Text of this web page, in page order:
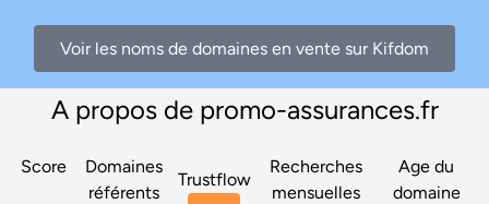
Voir les noms de domaines en vente sur Kifdom
A propos de promo-assurances.fr
Score
Domaines
référents
Trustflow
Recherches
mensuelles
Age du
domaine